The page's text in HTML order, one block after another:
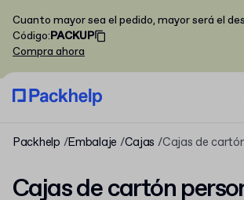
Cuanto mayor sea el pedido, mayor será el
Código:PACKUP
Compra ahora
Packhelp Embalaje Cajas Cajas de
Cajas de cartón